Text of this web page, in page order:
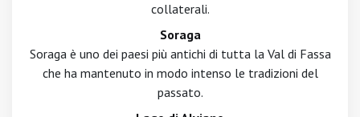
collaterali.
Soraga
Soraga è uno dei paesi più antichi di tutta la Val di Fassa
che ha mantenuto in modo intenso le tradizioni del
passato.